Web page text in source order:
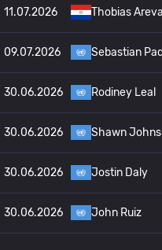
11.07.2026 Thobias
09.07.2026 Sebastian
30.06.2026 Rodiney Leal
30.06.2026 Shawn
30.06.2026 Jostin Daly
30.06.2026 John Ruiz